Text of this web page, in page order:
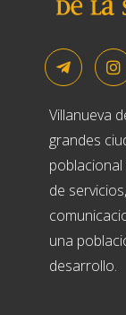
Villanueva
grandes
de
una
desarrollo.